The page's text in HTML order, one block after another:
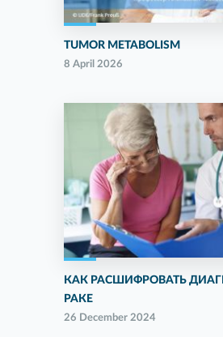
TUMOR METABOLISM
8 April 2026
КАК РАСШИФРОВАТЬ
РАКЕ
26 December 2024